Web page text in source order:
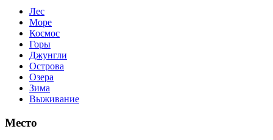
Лес
Море
Космос
Горы
Джунгли
Острова
Озера
Зима
Выживание
Место